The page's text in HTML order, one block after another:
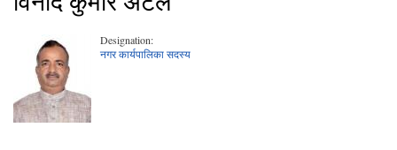
Designation:
नगर कार्यपालिका सदस्य